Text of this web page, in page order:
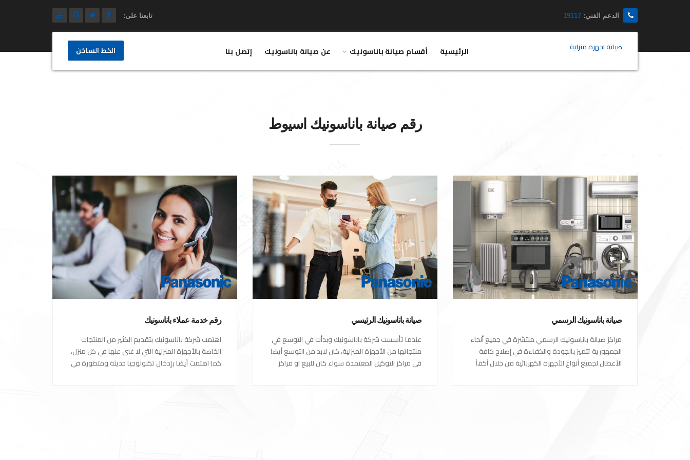
الدعم الفني: 19117 تابعنا على:
صيانة اجهزة منزلية الرئيسية أقسام صيانة باناسونيك عن صيانة باناسونيك إتصل بنا الخط الساخن
رقم صيانةباناسونيك اسيوط
صيانة باناسونيك الرسمي
مراكز صيانة باناسونيك الرسمي منتشرة في جميع أنحاء
الجمهورية تتميز بالجودة والكفاءة في إصلاح كافة
الأعطال لجميع أنواع الأجهزة الكهربائية من خلال أكفأ
صيانة باناسونيك الرئيسي
عندما تأسست شركة باناسونيك وبدأت في التوسع في
منتجاتها من الأجهزة المنزلية، كان لابد من التوسع أيضا
في مراكز التوكيل المعتمدة سواء كان للبيع او مراكز
رقم خدمة عملاء باناسونيك
اهتمت شركة باناسونيك بتقديم الكثير من المنتجات
الخاصة بالأجهزة المنزلية التي لا غنى عنها في كل منزل،
كما اهتمت أيضا بإدخال تكنولوجيا حديثة ومتطورة في